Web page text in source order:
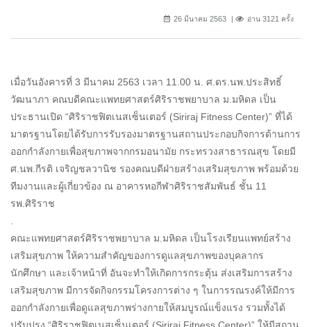
26 มีนาคม 2563 อ่าน 3121 ครั้ง
เมื่อวันอังคารที่ 3 มีนาคม 2563 เวลา 11.00 น. ศ.ดร.นพ.ประสิทธิ์
วัฒนาภา คณบดีคณะแพทยศาสตร์ศิริราชพยาบาล ม.มหิดล เป็น
ประธานเปิด “ศิริราชฟิตเนสเซ็นเตอร์ (Siriraj Fitness Center)” ที่ได้
มาตรฐานโดยได้รับการรับรองมาตรฐานสถานประกอบกิจการด้านการ
ออกกำลังกายเพื่อสุขภาพจากกรมอนามัย กระทรวงสาธารณสุข โดยมี
ศ.นพ.กีรติ เจริญชลวานิช รองคณบดีฝ่ายสร้างเสริมสุขภาพ พร้อมด้วย
ทีมงานและผู้เกี่ยวข้อง ณ อาคารหอกีฬาศิริราชสัมพันธ์ ชั้น 11
รพ.ศิริราช
.
คณะแพทยศาสตร์ศิริราชพยาบาล ม.มหิดล เป็นโรงเรียนแพทย์สร้าง
เสริมสุขภาพ ให้ความสำคัญของการดูแลสุขภาพของบุคลากร
นักศึกษา และเจ้าหน้าที่ อันจะทำให้เกิดการกระตุ้น ส่งเสริมการสร้าง
เสริมสุขภาพ มีการจัดกิจกรรมโครงการต่าง ๆ ในการรณรงค์ให้มีการ
ออกกำลังกายเพื่อดูแลสุขภาพร่างกายให้สมบูรณ์แข็งแรง รวมทั้งได้